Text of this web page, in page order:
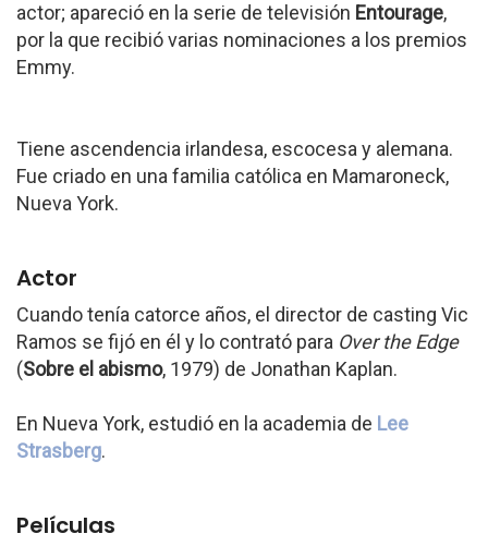
actor; apareció en la serie de televisión Entourage,
por la que recibió varias nominaciones a los premios
Emmy.
Tiene ascendencia irlandesa, escocesa y alemana.
Fue criado en una familia católica en Mamaroneck,
Nueva York.
Actor
Cuando tenía catorce años, el director de casting Vic
Ramos se fijó en él y lo contrató para Over the Edge
(Sobre el abismo, 1979) de Jonathan Kaplan.
En Nueva York, estudió en la academia de Lee
Strasberg.
Películas